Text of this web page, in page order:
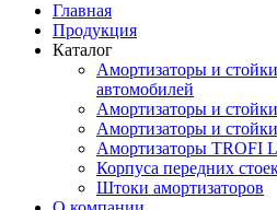
Главная
Продукция
Каталог
Амортизаторы и
автомобилей
Амортизаторы и
Амортизаторы и
Амортизаторы TROFI
Корпуса передних
Штоки амортизаторов